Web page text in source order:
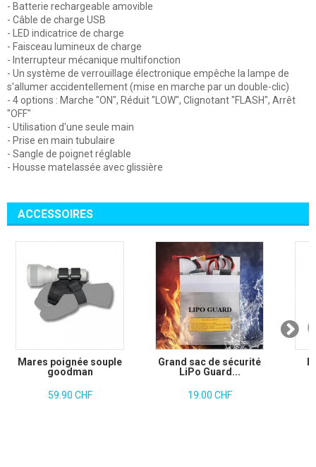
- Batterie rechargeable amovible
- Câble de charge USB
- LED indicatrice de charge
- Faisceau lumineux de charge
- Interrupteur mécanique multifonction
- Un système de verrouillage électronique empêche la lampe de
s'allumer accidentellement (mise en marche par un double-clic)
- 4 options : Marche "ON", Réduit "LOW", Clignotant "FLASH", Arrêt
"OFF"
- Utilisation d'une seule main
- Prise en main tubulaire
- Sangle de poignet réglable
- Housse matelassée avec glissière
ACCESSOIRES
Mares poignée souple
goodman
59.90 CHF
Grand sac de sécurité
LiPo Guard...
19.00 CHF